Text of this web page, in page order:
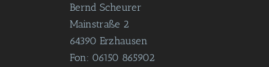
Bernd Scheurer
Mainstraße 2
64390 Erzhausen
Fon: 06150 865902